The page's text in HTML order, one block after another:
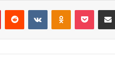
PinterestReddit VKontakteOdnoklassniki
Pocket